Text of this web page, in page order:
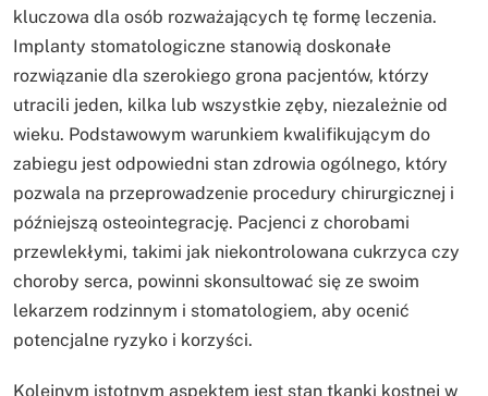
kluczowa dla osób rozważających tę formę leczenia.
Implanty stomatologiczne stanowią doskonałe
rozwiązanie dla szerokiego grona pacjentów, którzy
utracili jeden, kilka lub wszystkie zęby, niezależnie od
wieku. Podstawowym warunkiem kwalifikującym do
zabiegu jest odpowiedni stan zdrowia ogólnego, który
pozwala na przeprowadzenie procedury chirurgicznej i
późniejszą osteointegrację. Pacjenci z chorobami
przewlekłymi, takimi jak niekontrolowana cukrzyca czy
choroby serca, powinni skonsultować się ze swoim
lekarzem rodzinnym i stomatologiem, aby ocenić
potencjalne ryzyko i korzyści.
Kolejnym istotnym aspektem jest stan tkanki kostnej w